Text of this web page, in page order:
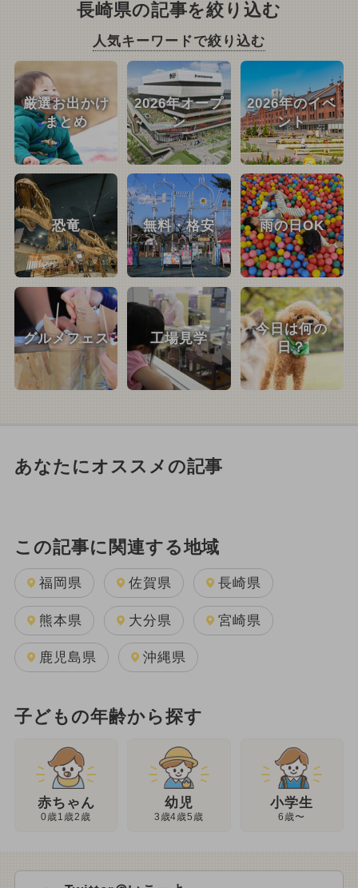
長崎県の記事を絞り込む
人気キーワードで絞り込む
厳選お出かけ
まとめ
2026年オープ
ン
2026年のイベ
ント
恐竜 無料・格安 雨の日OK
グルメフェス 工場見学
今日は何の
日？
あなたにオススメの記事
この記事に関連する地域
福岡県 佐賀県 長崎県
熊本県 大分県 宮崎県
鹿児島県 沖縄県
子どもの年齢から探す
赤ちゃん
0歳1歳2歳
幼児
3歳4歳5歳
小学生
6歳〜